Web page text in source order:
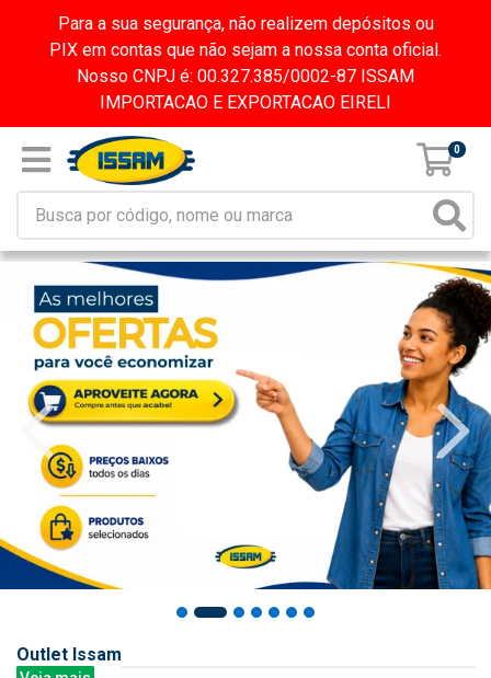
Para a sua segurança, não realizem depósitos ou
PIX em contas que não sejam a nossa conta oficial.
Nosso CNPJ é: 00.327.385/0002-87 ISSAM
IMPORTACAO E EXPORTACAO EIRELI
0
Outlet Issam